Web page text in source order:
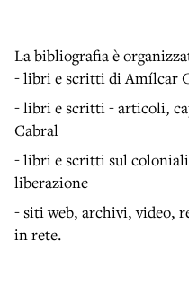
La bibliografia è
- libri e scritti di Amílcar
- libri e scritti - articoli,
Cabral
- libri e scritti sul
liberazione
- siti web, archivi, video,
in rete.